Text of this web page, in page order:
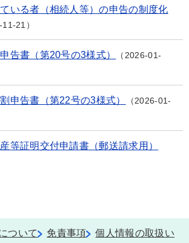
いる者（相続人等）の申告の制度化
21
告書（第20号の3様式）
2026-01-
申告書（第22号の3様式）
2026-01-
等証明交付申請書（郵送請求用）
ついて 免責事項
個人情報の取扱い